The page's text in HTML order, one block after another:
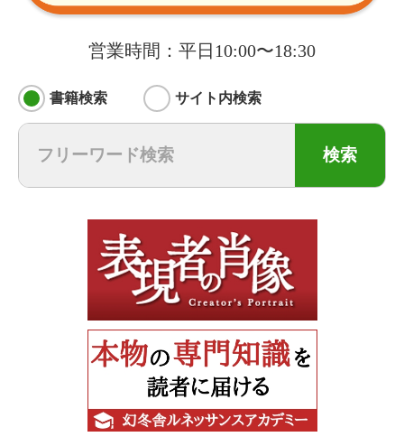
営業時間：平日10:00〜18:30
書籍検索 サイト内検索
検索